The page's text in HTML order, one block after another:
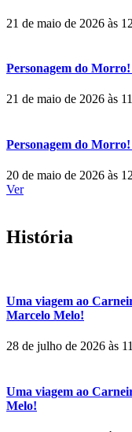
21 de maio de 2026 às
Personagem do
21 de maio de 2026 às
Personagem do
20 de maio de 2026 às
Ver
História
Uma viagem ao
Marcelo Melo!
28 de julho de 2026 às
Uma viagem ao
Melo!